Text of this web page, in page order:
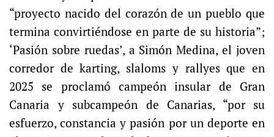
“proyecto nacido del corazón de un pueblo que
termina convirtiéndose en parte de su historia”;
‘Pasión sobre ruedas’, a Simón Medina, el joven
corredor de karting, slaloms y rallyes que en
2025 se proclamó campeón insular de Gran
Canaria y subcampeón de Canarias, “por su
esfuerzo, constancia y pasión por un deporte en